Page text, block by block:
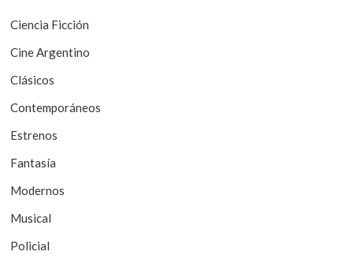
n
e
e
n
t
r
a
d
a
Ciencia Ficción
Cine Argentino
Clásicos
Contemporáneos
Estrenos
Fantasía
Modernos
Musical
Policial